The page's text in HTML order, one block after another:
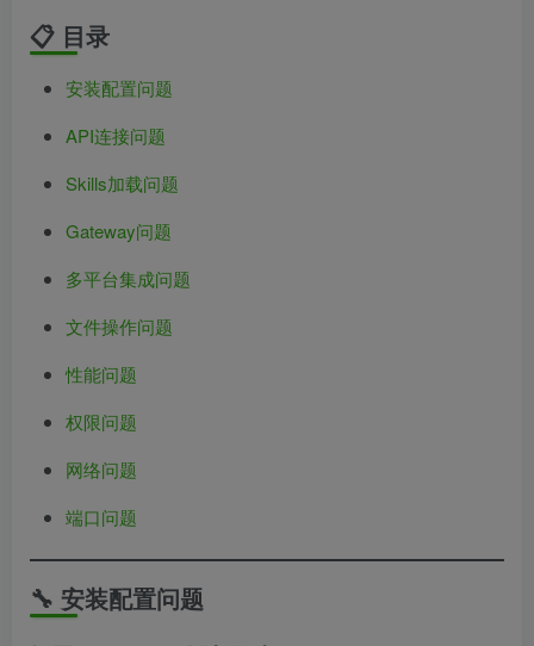
📋 目录
安装配置问题
API连接问题
Skills加载问题
Gateway问题
多平台集成问题
文件操作问题
性能问题
权限问题
网络问题
端口问题
🔧 安装配置问题